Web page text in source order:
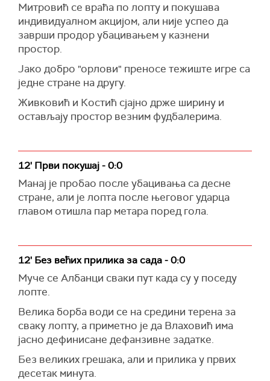
Митровић се враћа по лопту и покушава
индивидуалном акцијом, али није успео да
заврши продор убацивањем у казнени
простор.
Јако добро "орлови" преносе тежиште игре са
једне стране на другу.
Живковић и Костић сјајно држе ширину и
остављају простор везним фудбалерима.
12' Први покушај - 0:0
Манај је пробао после убацивања са десне
стране, али је лопта после његовог ударца
главом отишла пар метара поред гола.
12' Без већих прилика за сада - 0:0
Муче се Албанци сваки пут када су у поседу
лопте.
Велика борба води се на средини терена за
сваку лопту, а приметно је да Влаховић има
јасно дефинисане дефанзивне задатке.
Без великих грешака, али и прилика у првих
десетак минута.